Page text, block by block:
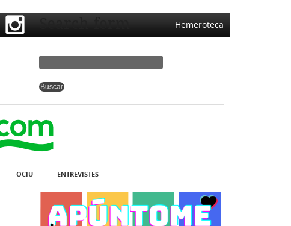
Hemeroteca
Search form
OCIU ENTREVISTES